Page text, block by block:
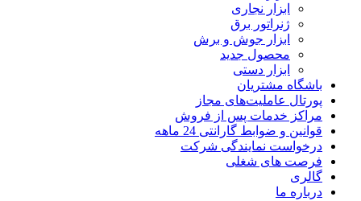
ابزار نجاری
ژنراتور برق
ابزار جوش و برش
محصول جدید
ابزار دستی
باشگاه مشتریان
پورتال عاملیت‌های مجاز
مراکز خدمات پس از فروش
قوانین و ضوابط گارانتی 24 ماهه
درخواست نمایندگی شرکت
فرصت های شغلی
گالری
درباره ما